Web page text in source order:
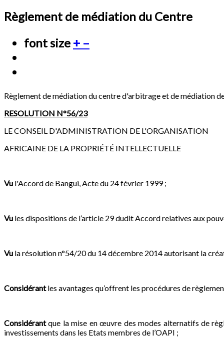
Règlement de médiation du Centre
font size + –
Règlement de médiation du centre d'arbitrage et de médiation
RESOLUTION N°56/23
LE CONSEIL D'ADMINISTRATION DE L'ORGANISATION
AFRICAINE DE LA PROPRIÉTÉ INTELLECTUELLE
Vu l'Accord de Bangui, Acte du 24 février 1999 ;
Vu les dispositions de l’article 29 dudit Accord relatives aux
Vu la résolution n°54/20 du 14 décembre 2014 autorisant la
Considérantles avantages qu’offrent les procédures de
Considérantque la mise en œuvre des modes alternatifs de
investissements dans les Etats membres de l’OAPI ;